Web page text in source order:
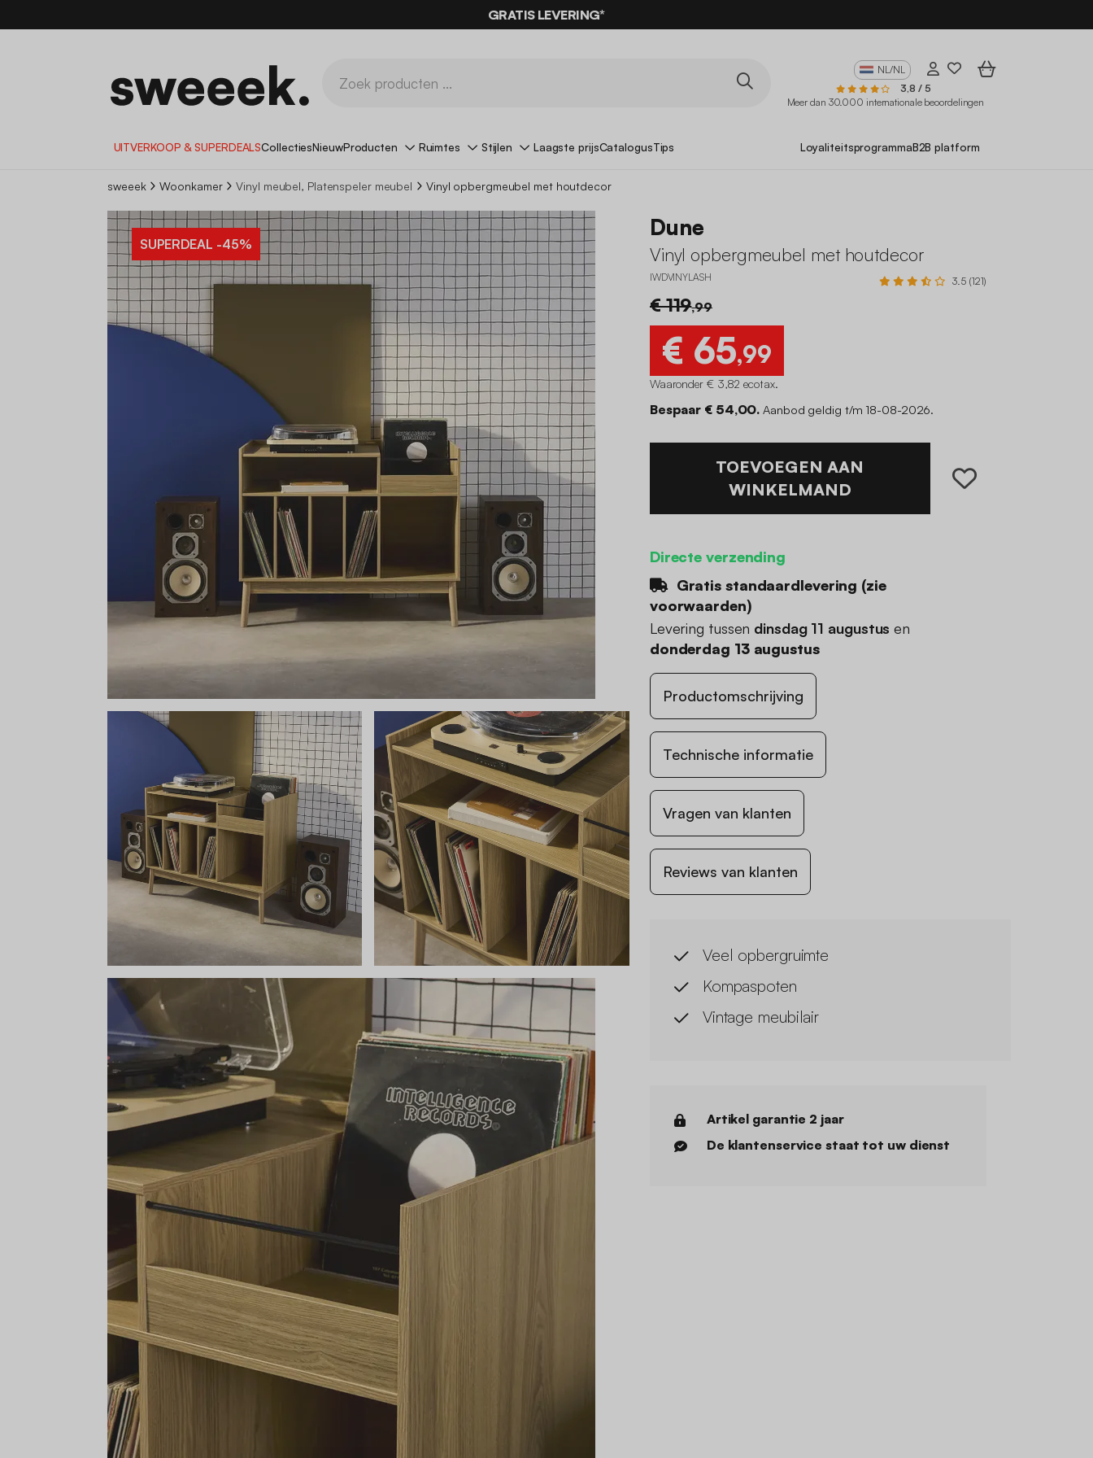
AANBIEDINGEN*MET DE CODE
GRATIS LEVERING*
NL/NL
3,8 / 5
Meer dan 30.000 internationale beoordelingen
UITVERKOOP & SUPERDEALSCollectiesNieuwProducten Ruimtes Stijlen Laagste prijsCatalogusTips LoyaliteitsprogrammaB2B platform
sweeek Woonkamer Vinyl meubel, Platenspeler meubel Vinyl opbergmeubel met houtdecor
SUPERDEAL -45%
Dune
Vinyl opbergmeubel met houtdecor
IWDVINYLASH 3.5 (121)
€ 119,99
€ 65,99
Waaronder € 3,82 ecotax.
Bespaar € 54,00.Aanbod geldig t/m 18-08-2026.
TOEVOEGEN AAN
WINKELMAND
Directe verzending
Gratis standaardlevering (zie
voorwaarden)
Levering tussen dinsdag 11 augustus en
donderdag 13 augustus
Productomschrijving
Technische informatie
Vragen van klanten
Reviews van klanten
Veel opbergruimte
Kompaspoten
Vintage meubilair
Artikel garantie 2 jaar
De klantenservice staat tot uw dienst